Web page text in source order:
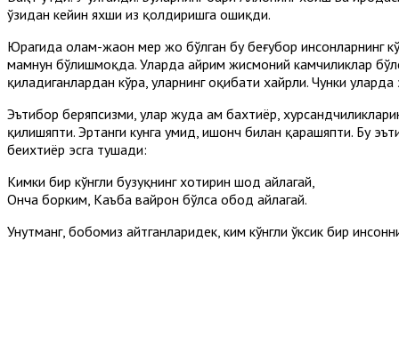
ўзидан кейин яхши из қолдиришга ошиқди.
Юрагида олам-жаҳон меҳр жо бўлган бу беғубор инсонларнинг
мамнун бўлишмоқда. Уларда айрим жисмоний камчиликлар
қиладиганлардан кўра, уларнинг оқибати хайрли. Чунки
Эътибор беряпсизми, улар жуда ҳам бахтиёр,
қилишяпти. Эртанги кунга умид, ишонч билан қарашяпти. Бу
беихтиёр эсга тушади:
Кимки бир кўнгли бузуқнинг хотирин шод айлагай,
Онча борким, Каъба вайрон бўлса обод айлагай.
Унутманг, бобомиз айтганларидек, ким кўнгли ўксик бир